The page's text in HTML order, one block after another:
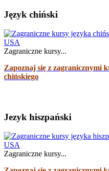
Język chiński
Zagraniczne kursy...
Zapoznaj się z zagranicznymi
chińskiego
Jezyk hiszpański
Zagraniczne kursy...